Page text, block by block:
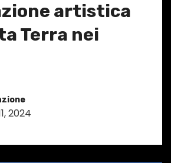
artistica
Terra nei
2024